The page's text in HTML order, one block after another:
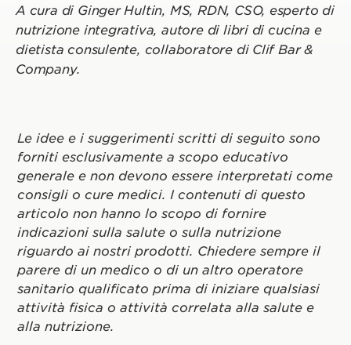
A cura di Ginger Hultin, MS, RDN, CSO, esperto di
nutrizione integrativa, autore di libri di cucina e
dietista consulente, collaboratore di Clif Bar &
Company.
Le idee e i suggerimenti scritti di seguito sono
forniti esclusivamente a scopo educativo
generale e non devono essere interpretati come
consigli o cure medici. I contenuti di questo
articolo non hanno lo scopo di fornire
indicazioni sulla salute o sulla nutrizione
riguardo ai nostri prodotti. Chiedere sempre il
parere di un medico o di un altro operatore
sanitario qualificato prima di iniziare qualsiasi
attività fisica o attività correlata alla salute e
alla nutrizione.